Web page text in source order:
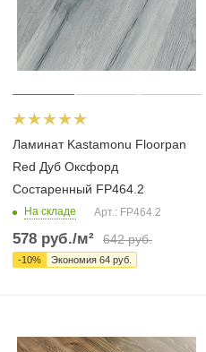
Ламинат Kastamonu Floorpan
Red Дуб Оксфорд
Состаренный FP464.2
На складе Арт.: FP464.2
578 руб./м² 642руб.
-10% Экономия 64 руб.